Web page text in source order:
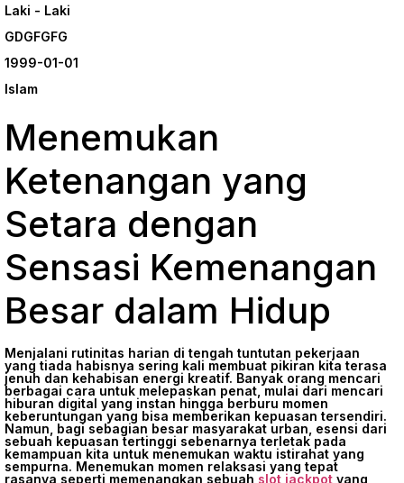
Laki - Laki
GDGFGFG
1999-01-01
Islam
Menemukan
Ketenangan yang
Setara dengan
Sensasi Kemenangan
Besar dalam Hidup
Menjalani rutinitas harian di tengah tuntutan pekerjaan
yang tiada habisnya sering kali membuat pikiran kita terasa
jenuh dan kehabisan energi kreatif. Banyak orang mencari
berbagai cara untuk melepaskan penat, mulai dari mencari
hiburan digital yang instan hingga berburu momen
keberuntungan yang bisa memberikan kepuasan tersendiri.
Namun, bagi sebagian besar masyarakat urban, esensi dari
sebuah kepuasan tertinggi sebenarnya terletak pada
kemampuan kita untuk menemukan waktu istirahat yang
sempurna. Menemukan momen relaksasi yang tepat
rasanya seperti memenangkan sebuah slot jackpot yang